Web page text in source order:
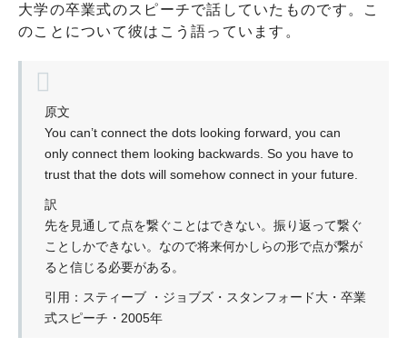
大学の卒業式のスピーチで話していたものです。こ
のことについて彼はこう語っています。
原文
You can’t connect the dots looking forward, you can
only connect them looking backwards. So you have to
trust that the dots will somehow connect in your future.
訳
先を見通して点を繋ぐことはできない。振り返って繋ぐ
ことしかできない。なので将来何かしらの形で点が繋が
ると信じる必要がある。
引用：スティーブ ・ジョブズ・スタンフォード大・卒業
式スピーチ・2005年